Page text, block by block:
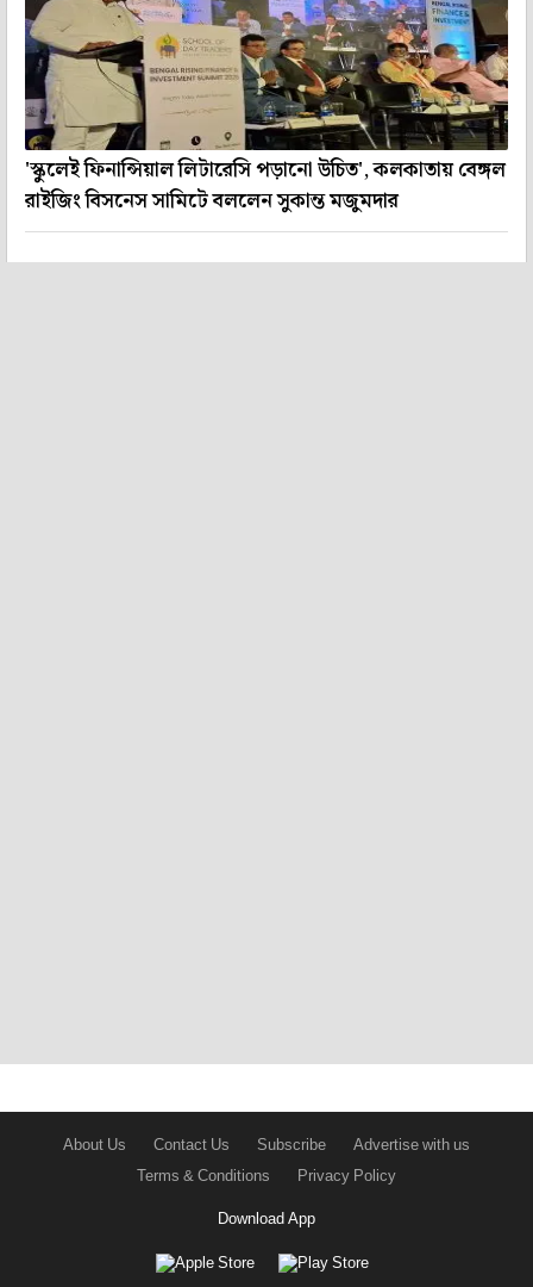
'স্কুলেই ফিনান্সিয়াল লিটারেসি পড়ানো উচিত', কলকাতায় বেঙ্গল
রাইজিং বিসনেস সামিটে বললেন সুকান্ত মজুমদার
About Us Contact Us Subscribe
Advertise with us
Terms & Conditions
Privacy Policy
Download App